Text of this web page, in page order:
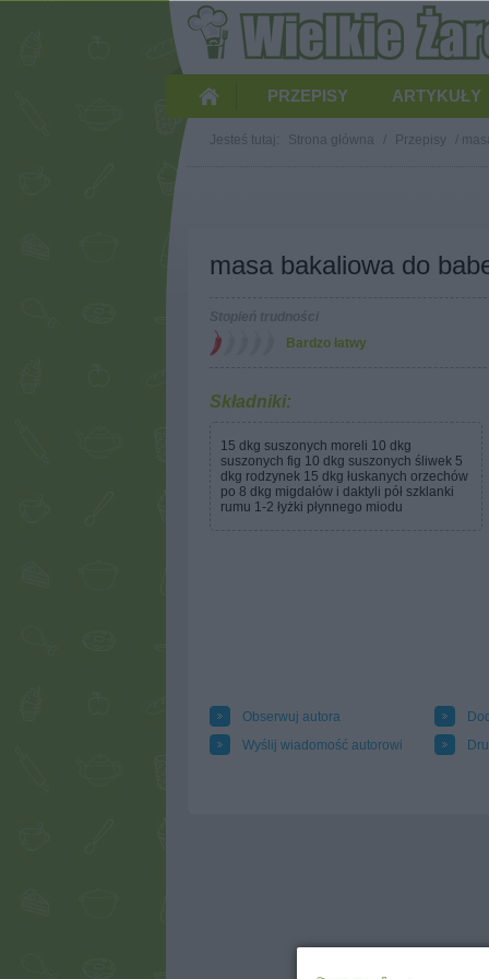
PRZEPISY ARTYKUŁY
Jesteś tutaj: Strona główna / Przepisy /
masa bakaliowa do
Bardzo łatwy
Składniki:
15 dkg suszonych moreli 10 dkg
suszonych fig 10 dkg suszonych śliwek 5
dkg rodzynek 15 dkg łuskanych orzechów
po 8 dkg migdałów i daktyli pół szklanki
rumu 1-2 łyżki płynnego miodu
Obserwuj autora
Wyślij wiadomość autorowi